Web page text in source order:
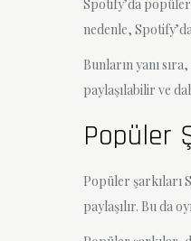
Spotify’da
nedenle,
Bunların yanı
paylaşılabilir ve
Popüler
Popüler şarkıları
paylaşılır. Bu da